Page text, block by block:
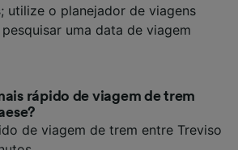
utilize o planejador de viagens
uma data de viagem
rápido de viagem de trem
de viagem de trem entre Treviso